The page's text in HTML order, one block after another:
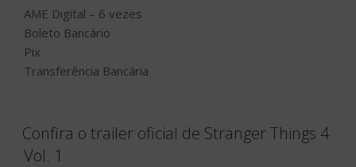
AME Digital – 6 vezes
Boleto Bancário
Pix
Transferência Bancária
Confira o trailer oficial de Stranger Things 4
Vol. 1